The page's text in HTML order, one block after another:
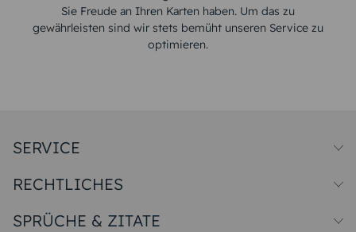
Sie Freude an Ihren Karten haben. Um das zu
gewährleisten sind wir stets bemüht unseren Service zu
optimieren.
SERVICE
Papiersorten
Unsere Produktion
Magazin
RECHTLICHES
Widerrufsbelehrung
SPRÜCHE & ZITATE